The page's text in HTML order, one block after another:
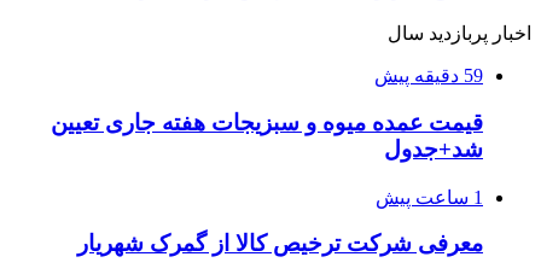
اخبار پربازدید سال
59 دقیقه پیش
قیمت عمده میوه و سبزیجات هفته جاری تعیین
شد+جدول
1 ساعت پیش
معرفی شرکت ترخیص کالا از گمرک شهریار